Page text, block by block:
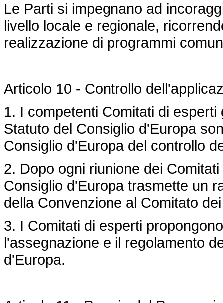
Le Parti si impegnano ad
livello locale e regionale,
realizzazione di programmi
Articolo 10 - Controllo
1. I competenti Comitati di
Statuto del Consiglio d'Europa
Consiglio d'Europa del controllo
2. Dopo ogni riunione dei
Consiglio d'Europa trasmette un
della Convenzione al Comitato
3. I Comitati di esperti
l'assegnazione e il regolamento
d'Europa.